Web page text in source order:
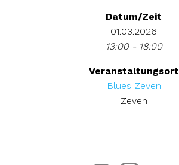
Datum/Zeit
01.03.2026
13:00 - 18:00
Veranstaltungsort
Blues Zeven
Zeven